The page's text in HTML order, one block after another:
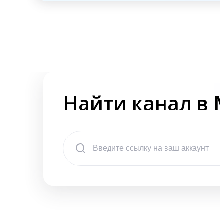
Найти канал в